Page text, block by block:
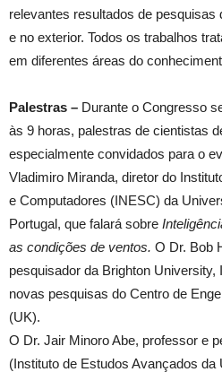
relevantes resultados de pesquisas
e no exterior. Todos os trabalhos
em diferentes áreas do
Palestras – Durante o Congresso
às 9 horas, palestras de cientistas
especialmente convidados para o
Vladimiro Miranda, diretor do
e Computadores (INESC) da
Portugal, que falará sobre
as condições de ventos. O Dr. Bob
pesquisador da Brighton University,
novas pesquisas do Centro de
(UK).
O Dr. Jair Minoro Abe, professor e
(Instituto de Estudos Avançados da